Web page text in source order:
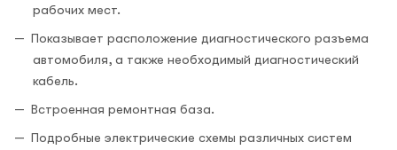
рабочих мест.
Показывает расположение диагностического разъема
автомобиля, а также необходимый диагностический
кабель.
Встроенная ремонтная база.
Подробные электрические схемы различных систем